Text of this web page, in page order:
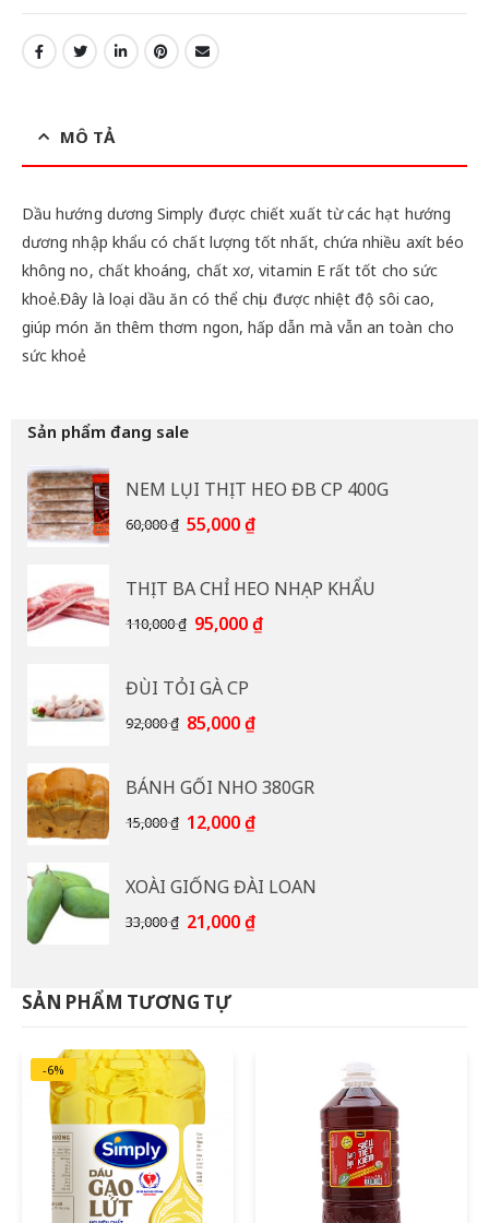
MÔ TẢ
Dầu hướng dương Simply được chiết xuất từ các hạt hướng
dương nhập khẩu có chất lượng tốt nhất, chứa nhiều axít béo
không no, chất khoáng, chất xơ, vitamin E rất tốt cho sức
khoẻ.Đây là loại dầu ăn có thể chịu được nhiệt độ sôi cao,
giúp món ăn thêm thơm ngon, hấp dẫn mà vẫn an toàn cho
sức khoẻ
Sản phẩm đang sale
NEM LỤI THỊT HEO ĐB CP 400G
60,000₫ Giá
60,000 ₫.
55,000₫Giá
là:
55,000 ₫.
THỊT BA CHỈ HEO NHẠP KHẨU
110,000₫ Giá
110,000 ₫.
95,000₫Giá
ĐÙI TỎI GÀ CP
92,000₫ Giá
92,000 ₫.
85,000₫Giá
là:
85,000 ₫.
BÁNH GỐI NHO 380GR
15,000₫ Giá
15,000 ₫.
12,000₫Giá
là:
12,000 ₫.
XOÀI GIỐNG ĐÀI LOAN
33,000₫ Giá
33,000 ₫.
21,000₫Giá
SẢN PHẨM TƯƠNG TỰ
-6%